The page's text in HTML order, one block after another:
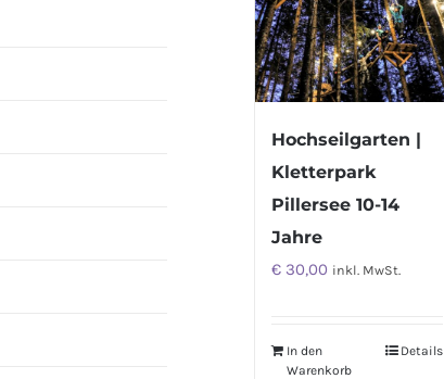
Hochseilgarten |
Kletterpark
Pillersee 10-14
Jahre
€ 30,00 inkl. MwSt.
In den
Warenkorb
Details